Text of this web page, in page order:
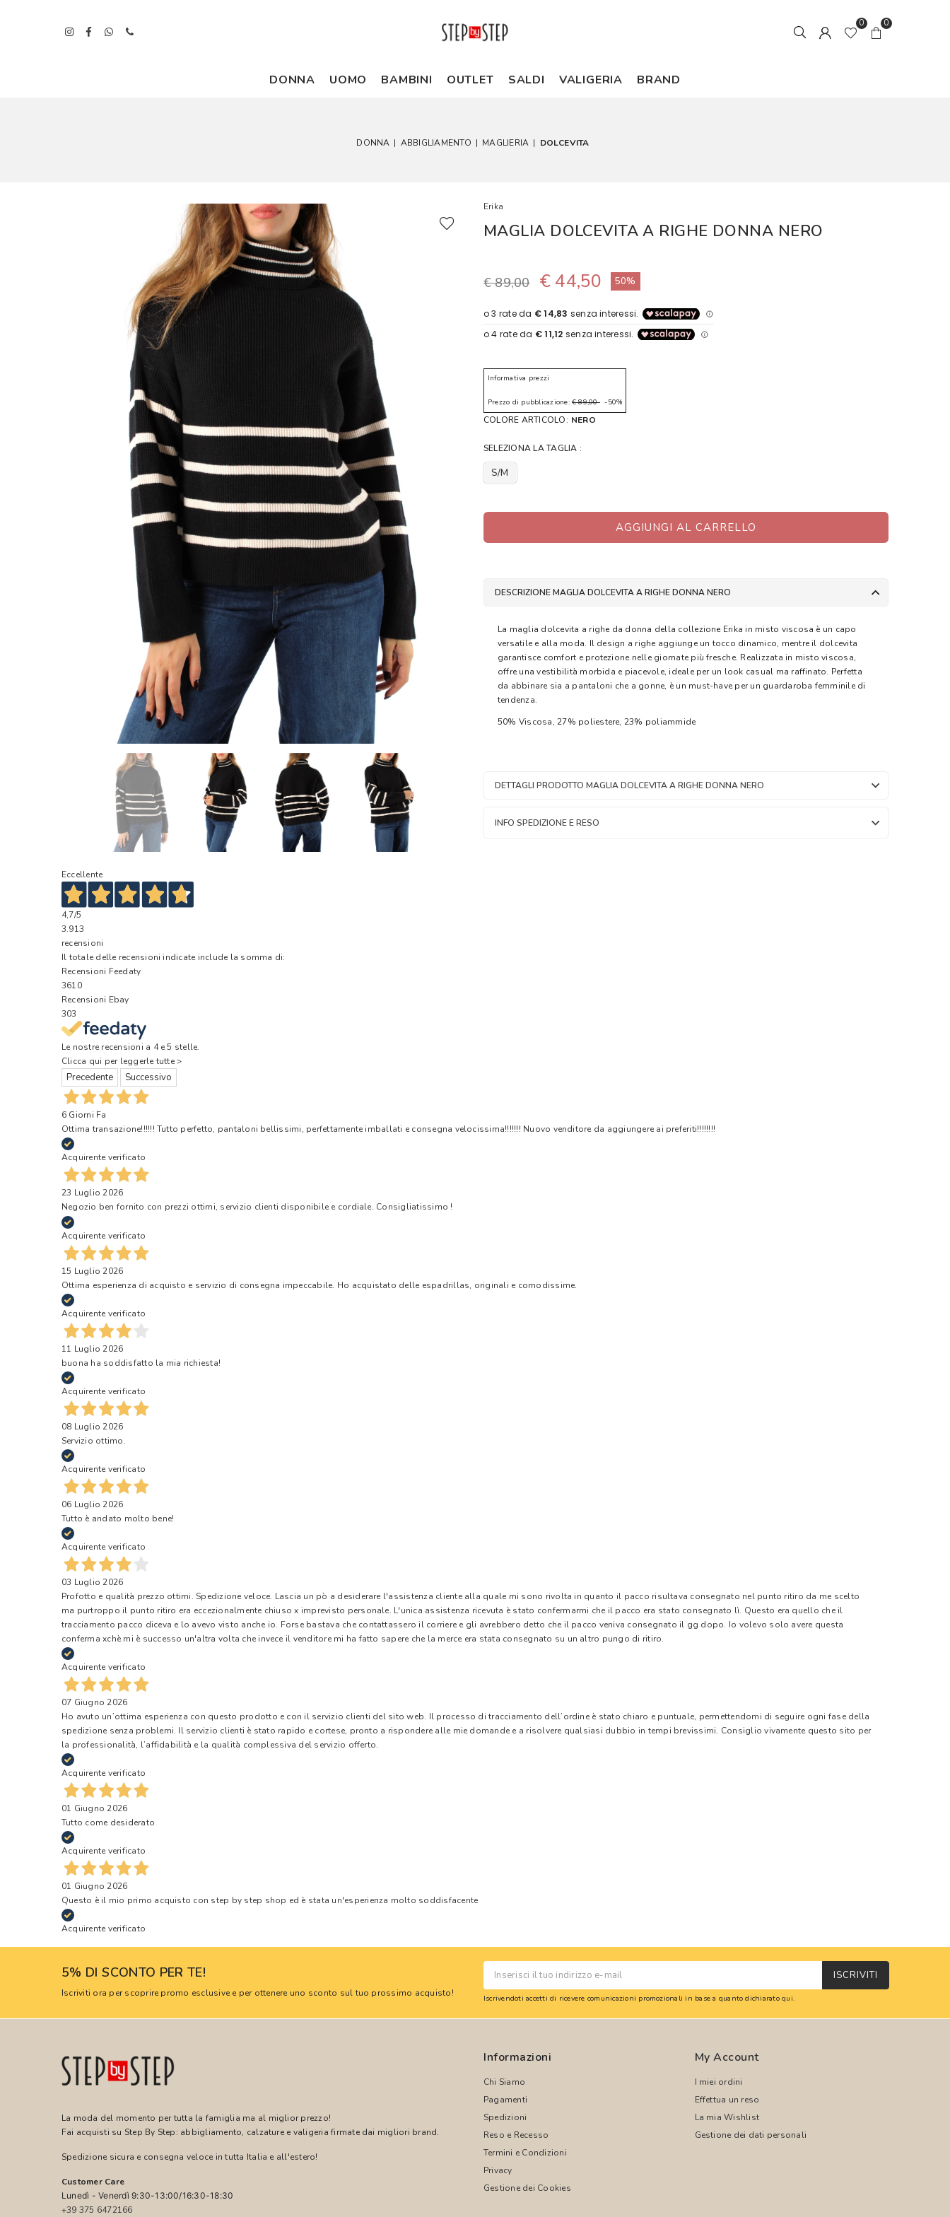
0 0
DONNA UOMO BAMBINI OUTLET SALDI VALIGERIA BRAND
DONNA | ABBIGLIAMENTO | MAGLIERIA | DOLCEVITA
Erika
MAGLIA DOLCEVITA A RIGHE DONNA NERO
€ 89,00 € 44,50 50%
Informativa prezzi
Prezzo di pubblicazione: € 89,00-50%
COLORE ARTICOLO: NERO
SELEZIONA LA TAGLIA :
S/M
AGGIUNGI AL CARRELLO
DESCRIZIONE MAGLIA DOLCEVITA A RIGHE DONNA NERO
La maglia dolcevita a righe da donna della collezione Erika in misto viscosa è un capo
versatile e alla moda. Il design a righe aggiunge un tocco dinamico, mentre il dolcevita
garantisce comfort e protezione nelle giornate più fresche. Realizzata in misto viscosa,
offre una vestibilità morbida e piacevole, ideale per un look casual ma raffinato. Perfetta
da abbinare sia a pantaloni che a gonne, è un must-have per un guardaroba femminile di
tendenza.
50% Viscosa, 27% poliestere, 23% poliammide
DETTAGLI PRODOTTO MAGLIA DOLCEVITA A RIGHE DONNA NERO
INFO SPEDIZIONE E RESO
Eccellente
4,7/5
3.913
recensioni
Il totale delle recensioni indicate include la somma di:
Recensioni Feedaty
3610
Recensioni Ebay
303
Le nostre recensioni a 4 e 5 stelle.
Clicca qui per leggerle tutte >
Precedente Successivo
6 Giorni Fa
Ottima transazione!!!!!! Tutto perfetto, pantaloni bellissimi, perfettamente imballati e consegna velocissima!!!!!!! Nuovo venditore da aggiungere ai preferiti!!!!!!!!
Acquirente verificato
23 Luglio 2026
Negozio ben fornito con prezzi ottimi, servizio clienti disponibile e cordiale. Consigliatissimo !
Acquirente verificato
15 Luglio 2026
Ottima esperienza di acquisto e servizio di consegna impeccabile. Ho acquistato delle espadrillas, originali e comodissime.
Acquirente verificato
11 Luglio 2026
buona ha soddisfatto la mia richiesta!
Acquirente verificato
08 Luglio 2026
Servizio ottimo.
Acquirente verificato
06 Luglio 2026
Tutto è andato molto bene!
Acquirente verificato
03 Luglio 2026
Profotto e qualità prezzo ottimi. Spedizione veloce. Lascia un pò a desiderare l'assistenza cliente alla quale mi sono rivolta in quanto il pacco risultava consegnato nel punto ritiro da me scelto
ma purtroppo il punto ritiro era eccezionalmente chiuso x imprevisto personale. L'unica assistenza ricevuta è stato confermarmi che il pacco era stato consegnato lì. Questo era quello che il
tracciamento pacco diceva e lo avevo visto anche io. Forse bastava che contattassero il corriere e gli avrebbero detto che il pacco veniva consegnato il gg dopo. Io volevo solo avere questa
conferma xchè mi è successo un'altra volta che invece il venditore mi ha fatto sapere che la merce era stata consegnato su un altro pungo di ritiro.
Acquirente verificato
07 Giugno 2026
Ho avuto un’ottima esperienza con questo prodotto e con il servizio clienti del sito web. Il processo di tracciamento dell’ordine è stato chiaro e puntuale, permettendomi di seguire ogni fase della
spedizione senza problemi. Il servizio clienti è stato rapido e cortese, pronto a rispondere alle mie domande e a risolvere qualsiasi dubbio in tempi brevissimi. Consiglio vivamente questo sito per
la professionalità, l’affidabilità e la qualità complessiva del servizio offerto.
Acquirente verificato
01 Giugno 2026
Tutto come desiderato
Acquirente verificato
01 Giugno 2026
Questo è il mio primo acquisto con step by step shop ed è stata un'esperienza molto soddisfacente
Acquirente verificato
5% DI SCONTO PER TE!
Iscriviti ora per scoprire promo esclusive e per ottenere uno sconto sul tuo prossimo acquisto!
ISCRIVITI
Iscrivendoti accetti di ricevere comunicazioni promozionali in base a quanto dichiaratoqui.
La moda del momento per tutta la famiglia ma al miglior prezzo!
Fai acquisti su Step By Step: abbigliamento, calzature e valigeria firmate dai migliori brand.
Spedizione sicura e consegna veloce in tutta Italia e all'estero!
Customer Care
Lunedì - Venerdì 9:30-13:00/16:30-18:30
+39 375 6472166
Informazioni
Chi Siamo
Pagamenti
Spedizioni
Reso e Recesso
Termini e Condizioni
Privacy
Gestione dei Cookies
My Account
I miei ordini
Effettua un reso
La mia Wishlist
Gestione dei dati personali